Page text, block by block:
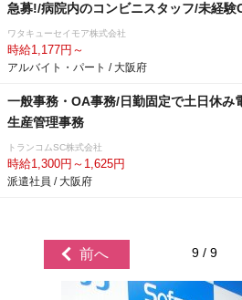
急募!/病院内のコンビニスタッフ/未経
ワタキューセイモア株式会社
時給1,177円～
アルバイト・パート / 大阪府
一般事務・OA事務/日勤固定で土日休み
生産管理事務
トランコムSC株式会社
時給1,300円～1,625円
派遣社員 / 大阪府
前へ 9 / 9